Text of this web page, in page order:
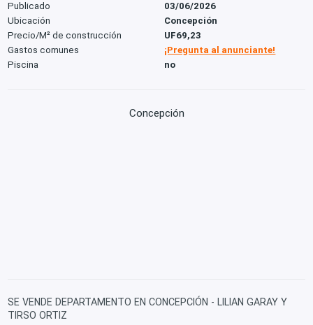
Publicado
03/06/2026
Ubicación
Concepción
Precio/M² de construcción
UF69,23
Gastos comunes
¡Pregunta al anunciante!
Piscina
no
Concepción
SE VENDE DEPARTAMENTO EN CONCEPCIÓN - LILIAN GARAY Y
TIRSO ORTIZ